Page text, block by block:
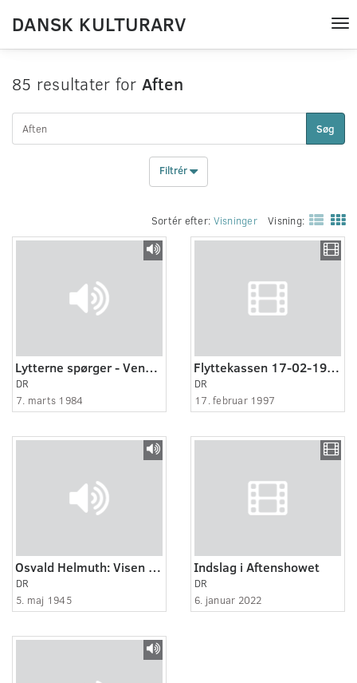
DANSK KULTURARV
85 resultater for Aften
Søg
Filtrér
Sortér efter: Visninger Visning:
Lytterne spørger - Venstresocialisterne (VS)
DR
7. marts 1984
Flyttekassen 17-02-1997
DR
17. februar 1997
Osvald Helmuth: Visen om Montgomery
DR
5. maj 1945
Indslag i Aftenshowet
DR
6. januar 2022